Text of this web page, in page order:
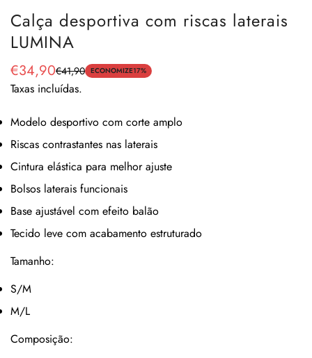
Calça desportiva com riscas laterais
LUMINA
Preço
de
€34,90
Preço
regular
€41,90 ECONOMIZE17%
Taxas incluídas.
Modelo desportivo com corte amplo
Riscas contrastantes nas laterais
Cintura elástica para melhor ajuste
Bolsos laterais funcionais
Base ajustável com efeito balão
Tecido leve com acabamento estruturado
Tamanho:
S/M
M/L
Composição: